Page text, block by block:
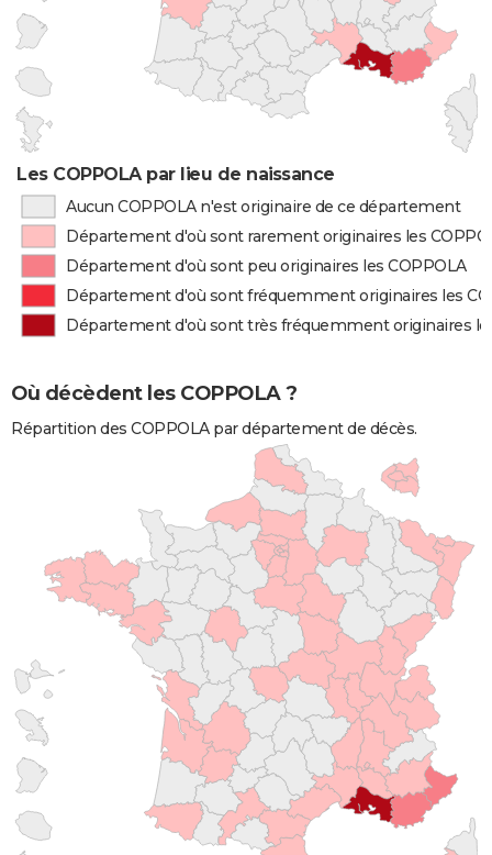
Les COPPOLA par lieu de naissance
Aucun COPPOLA n'est originaire de ce département
Département d'où sont rarement originaires les
Département d'où sont peu originaires les COPPOLA
Département d'où sont fréquemment originaires les
Département d'où sont très fréquemment originaires
Où décèdent les COPPOLA ?
Répartition des COPPOLA par département de décès.